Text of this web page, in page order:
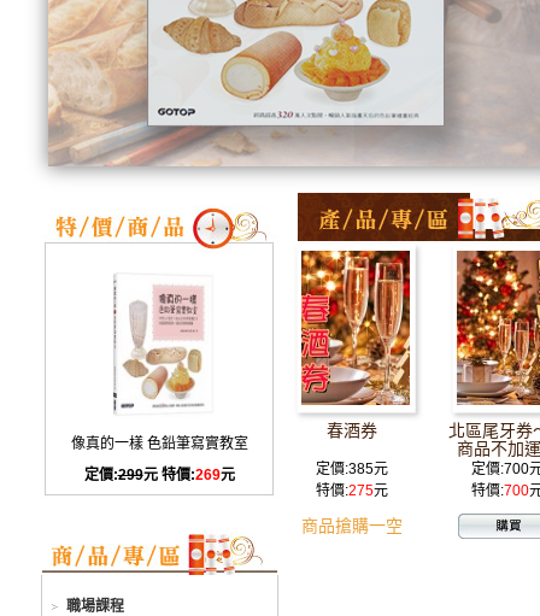
像真的一樣 色鉛筆寫實教室
定價:299元 特價:269元
職場課程
春酒券
定價:385元
特價:275元
商品搶購一空
北區尾牙券
商品不加
定價:700
特價:700